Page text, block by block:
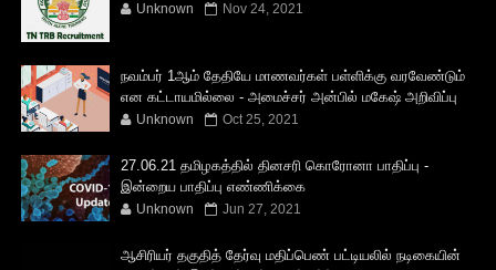
Unknown Nov 24, 2021
நவம்பர் 1ஆம் தேதியே மாணவர்கள் பள்ளிக்கு வரவேண்டும்
என கட்டாயமில்லை - அமைச்சர் அன்பில் மகேஷ் அறிவிப்பு
Unknown Oct 25, 2021
27.06.21 தமிழகத்தில் தினசரி கொரோனா பாதிப்பு -
இன்றைய பாதிப்பு எண்ணிக்கை
Unknown Jun 27, 2021
ஆசிரியர் தகுதித் தேர்வு மதிப்பெண் பட்டியலில் நடிகையின்